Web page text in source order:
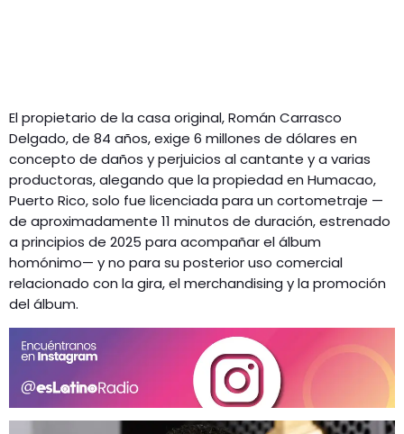
El propietario de la casa original, Román Carrasco
Delgado, de 84 años, exige 6 millones de dólares en
concepto de daños y perjuicios al cantante y a varias
productoras, alegando que la propiedad en Humacao,
Puerto Rico, solo fue licenciada para un cortometraje —
de aproximadamente 11 minutos de duración, estrenado
a principios de 2025 para acompañar el álbum
homónimo— y no para su posterior uso comercial
relacionado con la gira, el merchandising y la promoción
del álbum.